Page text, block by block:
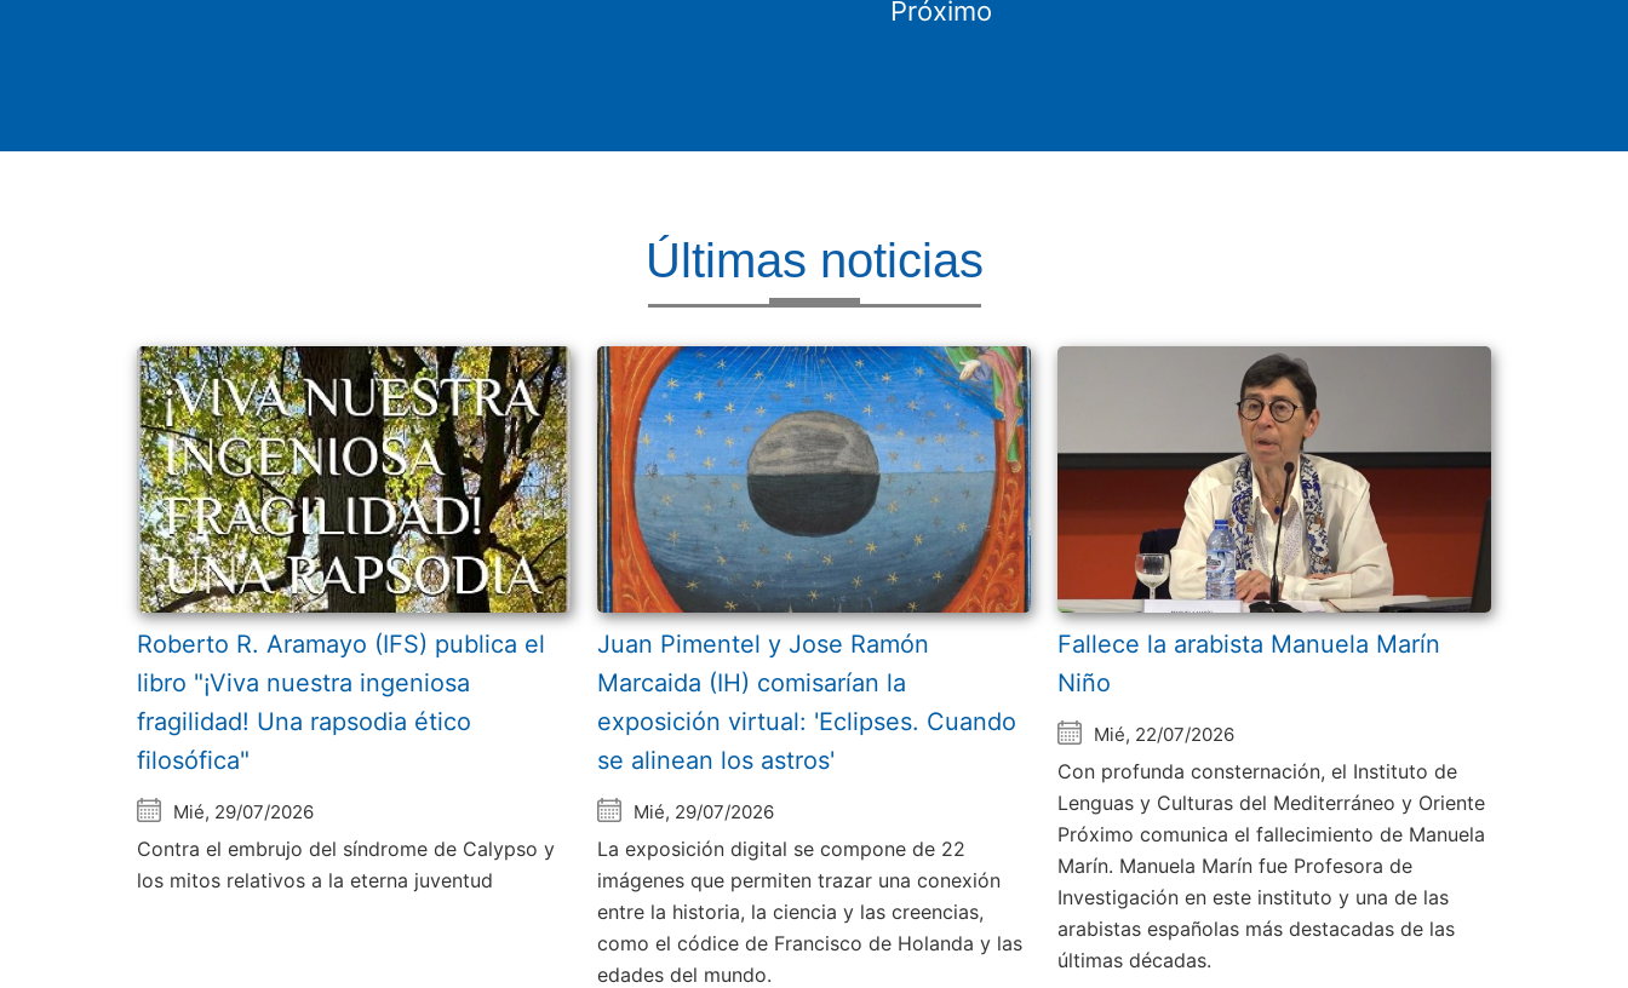
Próximo
Últimas noticias
Roberto R. Aramayo (IFS) publica el
libro "¡Viva nuestra ingeniosa
fragilidad! Una rapsodia ético
filosófica"
Mié, 29/07/2026
Contra el embrujo del síndrome de Calypso y
los mitos relativos a la eterna juventud
Juan Pimentel y Jose Ramón
Marcaida (IH) comisarían la
exposición virtual: 'Eclipses. Cuando
se alinean los astros'
Mié, 29/07/2026
La exposición digital se compone de 22
imágenes que permiten trazar una conexión
entre la historia, la ciencia y las creencias,
como el códice de Francisco de Holanda y las
edades del mundo.
Fallece la arabista Manuela Marín
Niño
Mié, 22/07/2026
Con profunda consternación, el Instituto de
Lenguas y Culturas del Mediterráneo y Oriente
Próximo comunica el fallecimiento de Manuela
Marín. Manuela Marín fue Profesora de
Investigación en este instituto y una de las
arabistas españolas más destacadas de las
últimas décadas.